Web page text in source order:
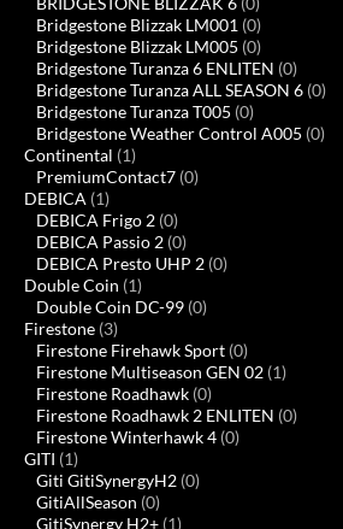
Bridgestone Blizzak LM001 (0)
Bridgestone Blizzak LM005 (0)
Bridgestone Turanza 6 ENLITEN (0)
Bridgestone Turanza ALL SEASON 6 (0)
Bridgestone Turanza T005 (0)
Bridgestone Weather Control A005 (0)
Continental (1)
PremiumContact7 (0)
DEBICA (1)
DEBICA Frigo 2 (0)
DEBICA Passio 2 (0)
DEBICA Presto UHP 2 (0)
Double Coin (1)
Double Coin DC-99 (0)
Firestone (3)
Firestone Firehawk Sport (0)
Firestone Multiseason GEN 02 (1)
Firestone Roadhawk (0)
Firestone Roadhawk 2 ENLITEN (0)
Firestone Winterhawk 4 (0)
GITI (1)
Giti GitiSynergyH2 (0)
GitiAllSeason (0)
GitiSynergy H2+ (1)